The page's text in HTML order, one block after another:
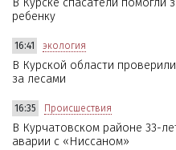
В Курске спасатели помогли
ребенку
16:41 экология
В Курской области
за лесами
16:35 Происшествия
В Курчатовском районе 33-
аварии с «Ниссаном»